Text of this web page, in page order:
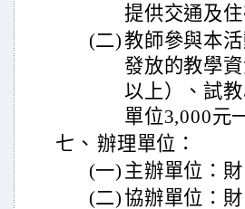
提供交通及
(二)教師參與本
發放的教學
以上）、試
單位3,000元
七、 辦理單位：
(一) 主辦單位：
(二)協辦單位：